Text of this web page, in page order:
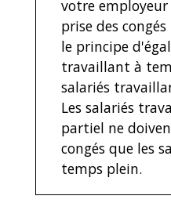
votre employeur
prise des
le principe
travaillant à
salariés
Les salariés
partiel ne
congés que les
temps plein.